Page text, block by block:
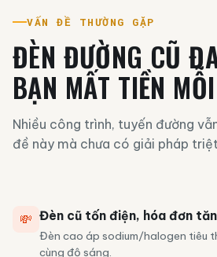
VẤN ĐỀ THƯỜNG GẶP
ĐÈN ĐƯỜNG CŨ
BẠN MẤT TIỀN
Nhiều công trình, tuyến đường
đề này mà chưa có giải pháp
💸 Đèn cũ tốn điện, hóa đơn
Đèn cao áp sodium/halogen tiêu
cùng độ sáng.